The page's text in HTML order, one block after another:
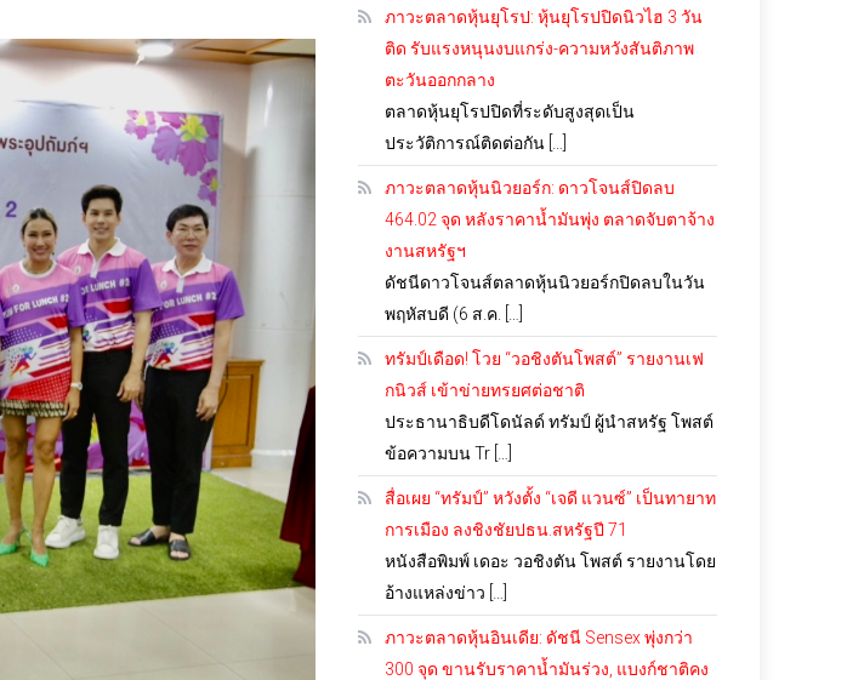
ภาวะตลาดหุ้นยุโรป: หุ้นยุโรปปิดนิวไฮ 3 วัน
ติด รับแรงหนุนงบแกร่ง-ความหวังสันติภาพ
ตะวันออกกลาง
ตลาดหุ้นยุโรปปิดที่ระดับสูงสุดเป็น
ประวัติการณ์ติดต่อกัน […]
ภาวะตลาดหุ้นนิวยอร์ก: ดาวโจนส์ปิดลบ
464.02 จุด หลังราคาน้ำมันพุ่ง ตลาดจับตาจ้าง
งานสหรัฐฯ
ดัชนีดาวโจนส์ตลาดหุ้นนิวยอร์กปิดลบในวัน
พฤหัสบดี (6 ส.ค. […]
ทรัมป์เดือด! โวย “วอชิงตันโพสต์” รายงานเฟ
กนิวส์ เข้าข่ายทรยศต่อชาติ
ประธานาธิบดีโดนัลด์ ทรัมป์ ผู้นำสหรัฐ โพสต์
ข้อความบน Tr […]
สื่อเผย “ทรัมป์” หวังตั้ง “เจดี แวนซ์” เป็นทายาท
การเมือง ลงชิงชัยปธน.สหรัฐปี 71
หนังสือพิมพ์ เดอะ วอชิงตัน โพสต์ รายงานโดย
อ้างแหล่งข่าว […]
ภาวะตลาดหุ้นอินเดีย: ดัชนี Sensex พุ่งกว่า
300 จุด ขานรับราคาน้ำมันร่วง, แบงก์ชาติคง